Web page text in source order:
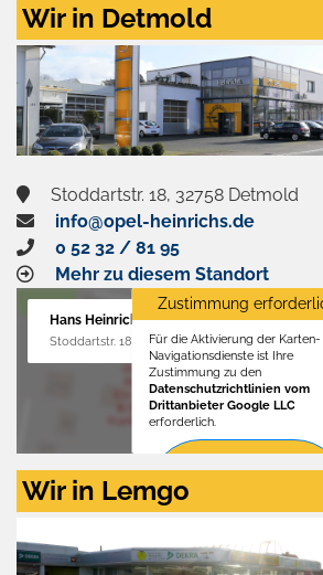
Wir in Detmold
Stoddartstr. 18, 32758 Detmold
info@opel-heinrichs.de
0 52 32 / 81 95
Mehr zu diesem Standort
Hans Heinrichs GmbH
Stoddartstr. 18, 32758 Detmold
Zustimmung
Für die Aktivierung der
Navigationsdienste ist Ihre
Zustimmung zu den
Datenschutzrichtlinien vom
Drittanbieter Google LLC
erforderlich.
Zustimmen
aktivieren
Wir in Lemgo